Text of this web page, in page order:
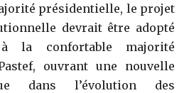
présidentielle, le projet
devrait être adopté
la confortable majorité
ouvrant une nouvelle
dans l’évolution des